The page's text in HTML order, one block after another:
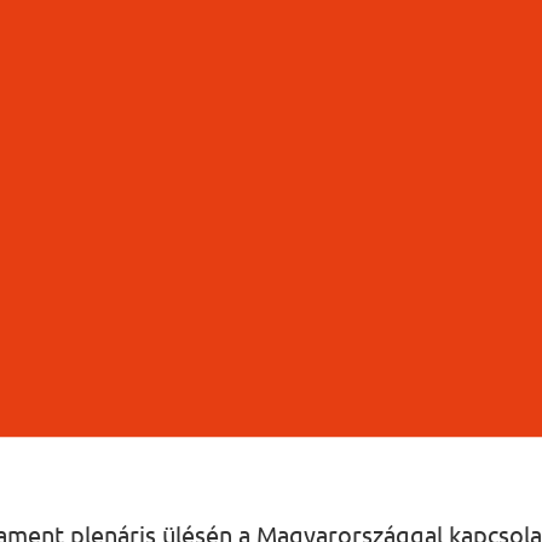
plenáris ülésén a Magyarországgal